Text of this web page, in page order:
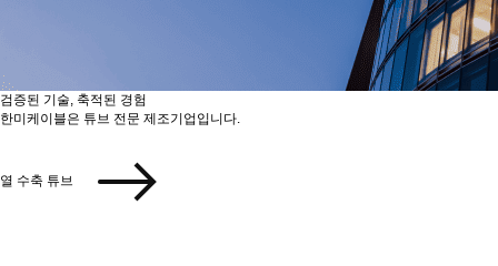
검증된 기술, 축적된 경험
한미케이블은 튜브 전문 제조기업입니다.
열 수축 튜브